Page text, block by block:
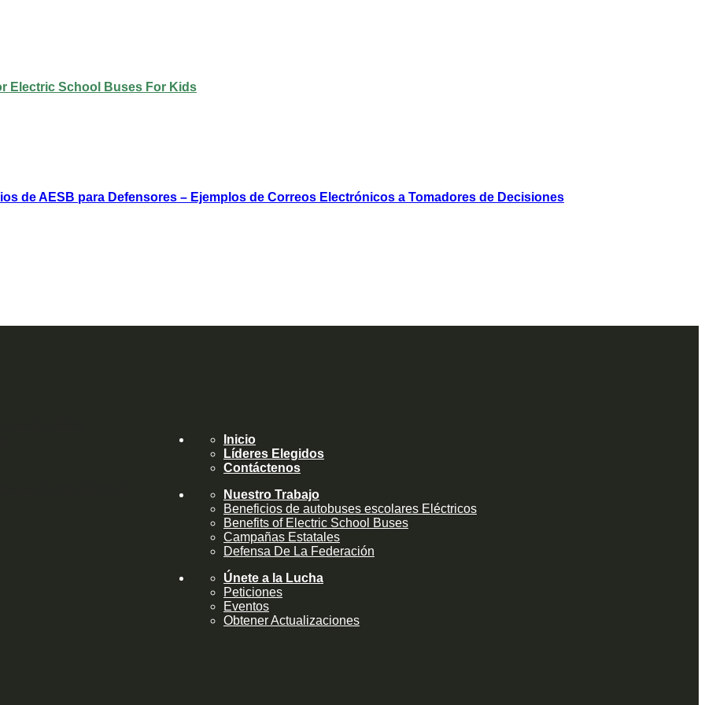
escolares eléctricos
de AESB para Defensores – Ejemplos de Correos Electrónicos a Tomadores de Decisiones
Inicio
Líderes Elegidos
Contáctenos
Nuestro Trabajo
Beneficios de autobuses escolares Eléctricos
Benefits of Electric School Buses
Campañas Estatales
Defensa De La Federación
Únete a la Lucha
Peticiones
Eventos
Obtener Actualizaciones